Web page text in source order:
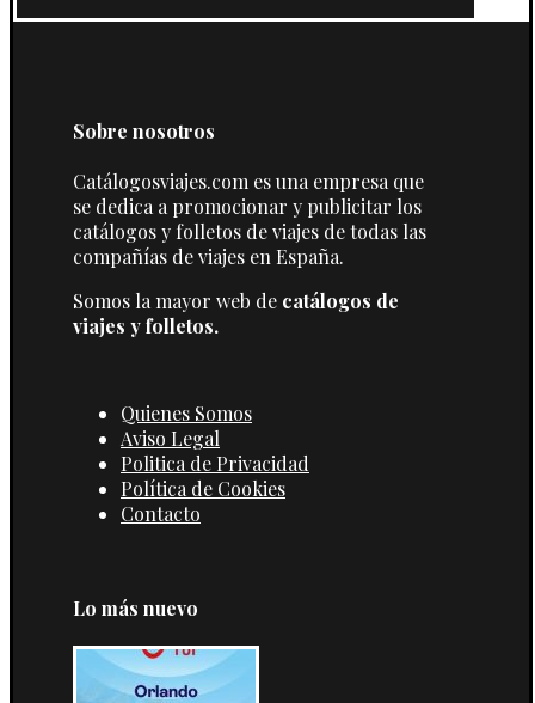
Sobre nosotros
Catálogosviajes.com es una empresa que
se dedica a promocionar y publicitar los
catálogos y folletos de viajes de todas las
compañías de viajes en España.
Somos la mayor web de catálogos de
viajes y folletos.
Quienes Somos
Aviso Legal
Politica de Privacidad
Política de Cookies
Contacto
Lo más nuevo